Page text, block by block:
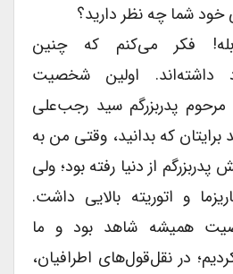
شما چه نظر دارید؟
فکر می‌کنم که چنین
اولین شخصیت
مرحوم پدربزرگم سید رجب‌علی
که بدانید، وقتی من به
از دنیا رفته بود؛ ولی
و اتوریته بالایی داشت.
همیشه شاهد بود و ما
در نقل‌قول‌های اطرافیان،